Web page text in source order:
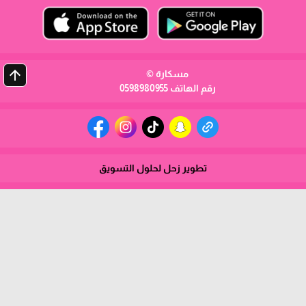
مسكارة ©
رقم الهاتف 0598980955
arrow_upward
تطوير زحل لحلول التسويق